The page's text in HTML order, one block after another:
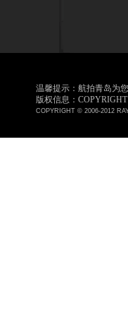
温馨提示：航拍青岛为
版权信息：
COPYRIGHT © 2006-2012